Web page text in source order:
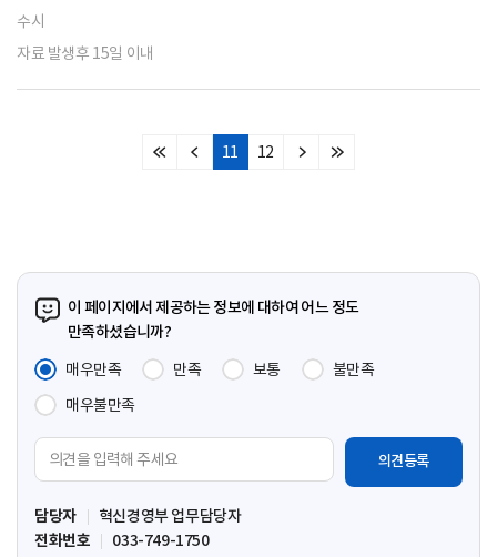
수시
자료 발생후 15일 이내
처
이
11 12
다
마
이 페이지에서 제공하는 정보에 대하여 어느 정도
만족하셨습니까?
매우만족
만족 보통
불만족
매우불만족
견
입
력
담당자
혁신경영부 업무담당자
전화번호
033-749-1750